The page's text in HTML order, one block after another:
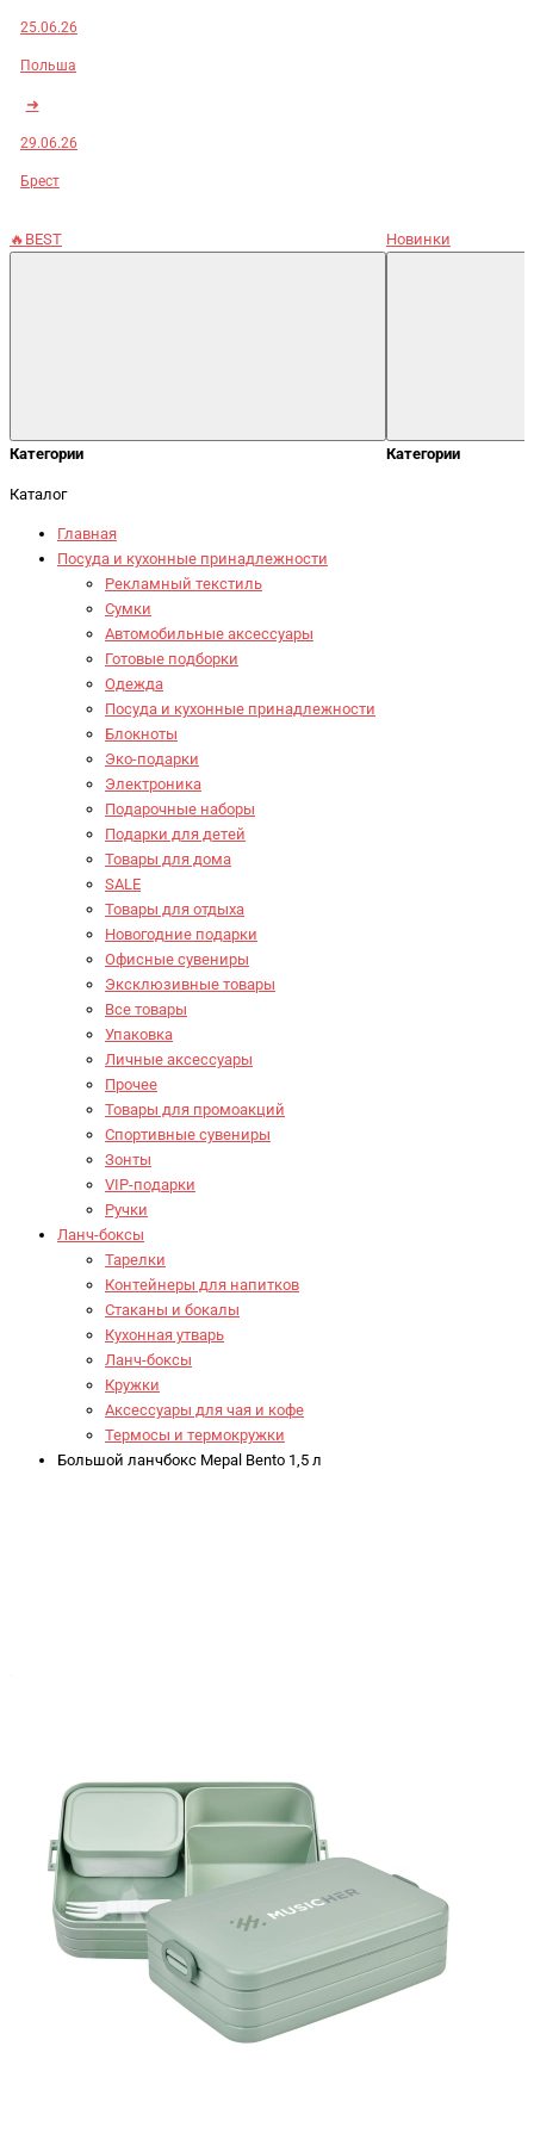
25.06.26
Польша
➜
29.06.26
Брест
🔥BEST
Категории
Новинки
Категории
Каталог
Главная
Посуда и кухонные принадлежности
Рекламный текстиль
Сумки
Автомобильные аксессуары
Готовые подборки
Одежда
Посуда и кухонные принадлежности
Блокноты
Эко-подарки
Электроника
Подарочные наборы
Подарки для детей
Товары для дома
SALE
Товары для отдыха
Новогодние подарки
Офисные сувениры
Эксклюзивные товары
Все товары
Упаковка
Личные аксессуары
Прочее
Товары для промоакций
Спортивные сувениры
Зонты
VIP-подарки
Ручки
Ланч-боксы
Тарелки
Контейнеры для напитков
Стаканы и бокалы
Кухонная утварь
Ланч-боксы
Кружки
Аксессуары для чая и кофе
Термосы и термокружки
Большой ланчбокс Mepal Bento 1,5 л